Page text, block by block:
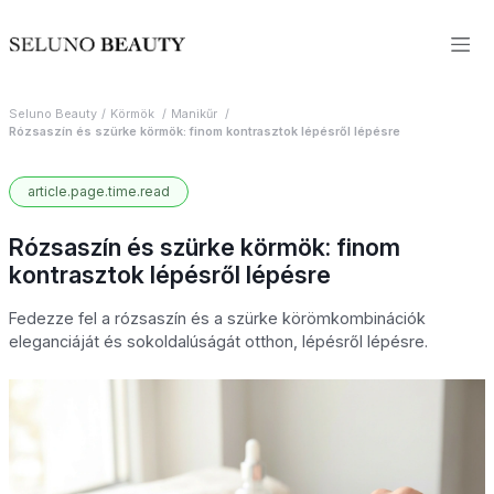
Seluno Beauty Körmök
Manikűr
Rózsaszín és szürke körmök: finom kontrasztok lépésről lépésre
article.page.time.read
Rózsaszín és szürke körmök: finom
kontrasztok lépésről lépésre
Fedezze fel a rózsaszín és a szürke körömkombinációk
eleganciáját és sokoldalúságát otthon, lépésről lépésre.